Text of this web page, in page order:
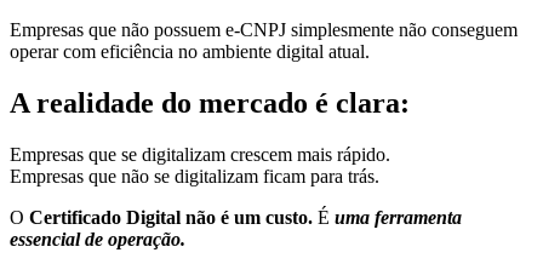
Empresas que não possuem e-CNPJ simplesmente não conseguem
operar com eficiência no ambiente digital atual.
A realidade do mercado é clara:
Empresas que se digitalizam crescem mais rápido.
Empresas que não se digitalizam ficam para trás.
O Certificado Digital não é um custo. É uma ferramenta
essencial de operação.